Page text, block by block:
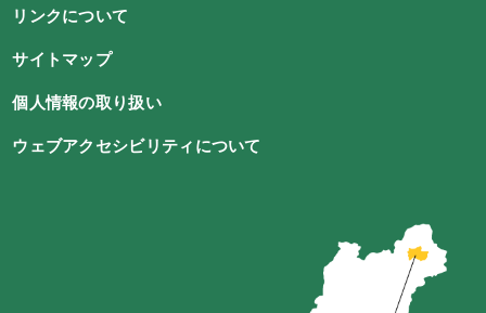
リンクについて
サイトマップ
個人情報の取り扱い
ウェブアクセシビリティについて